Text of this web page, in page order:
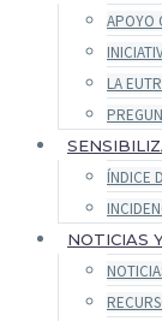
APOYO
LA
ÍNDICE
NOTICIAS